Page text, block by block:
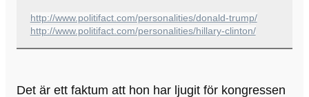
http://www.politifact.com/personalities/donald-trump/
http://www.politifact.com/personalities/hillary-clinton/
Det är ett faktum att hon har ljugit för kongressen